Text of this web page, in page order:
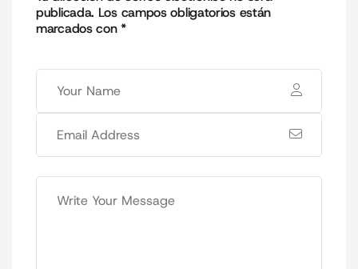
publicada. Los campos obligatorios están
marcados con*